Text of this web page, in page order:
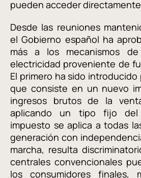
pueden acceder
Desde las reuniones
el Gobierno español ha
más a los mecanismos
electricidad proveniente de
El primero ha sido introducido
que consiste en un nuevo
ingresos brutos de la
aplicando un tipo fijo
impuesto se aplica a todas
generación con
marcha, resulta
centrales convencionales
los consumidores finales,